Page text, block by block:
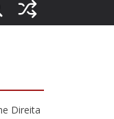
Direita